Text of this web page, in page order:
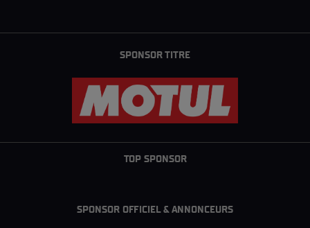
SPONSOR TITRE
TOP SPONSOR
SPONSOR OFFICIEL & ANNONCEURS